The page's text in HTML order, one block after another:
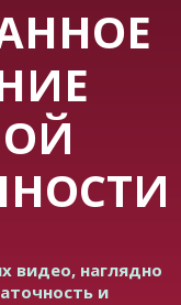
видео, наглядно
и